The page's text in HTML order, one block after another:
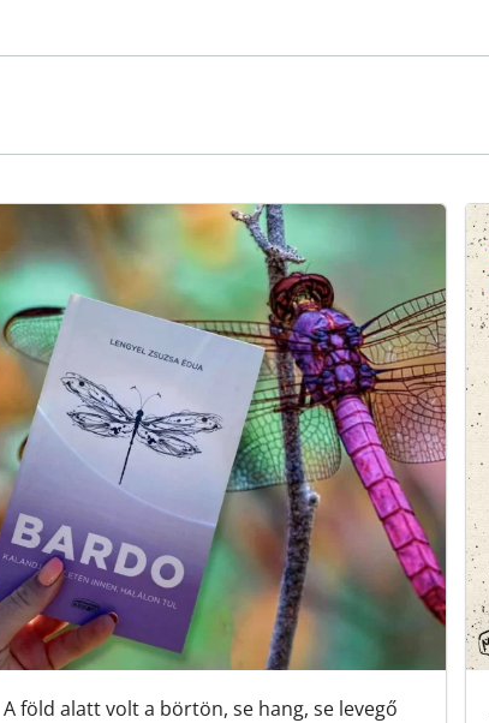
A föld alatt volt a börtön, se hang, se levegő